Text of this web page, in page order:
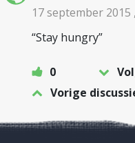
17 september 2015
“Stay hungry”
0
Vorige